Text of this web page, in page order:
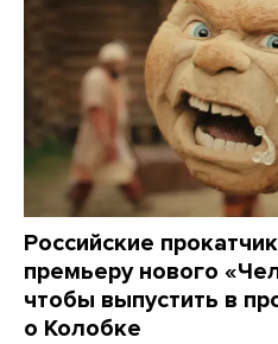
Российские
премьеру нового
чтобы выпустить в
о Колобке